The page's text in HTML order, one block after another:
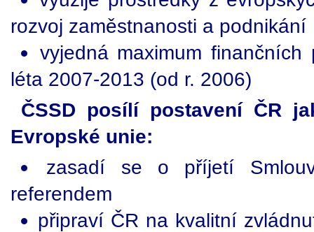
rozvoj zaměstnanosti a podnikání
vyjedná maximum
léta 2007-2013 (od r. 2006)
ČSSD posílí postavení ČR
Evropské unie:
zasadí se o příjetí
referendem
připraví ČR na kvalitní